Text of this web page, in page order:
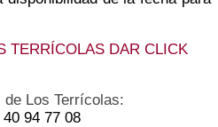
TERRÍCOLAS DAR CLICK
Los Terrícolas:
40 94 77 08